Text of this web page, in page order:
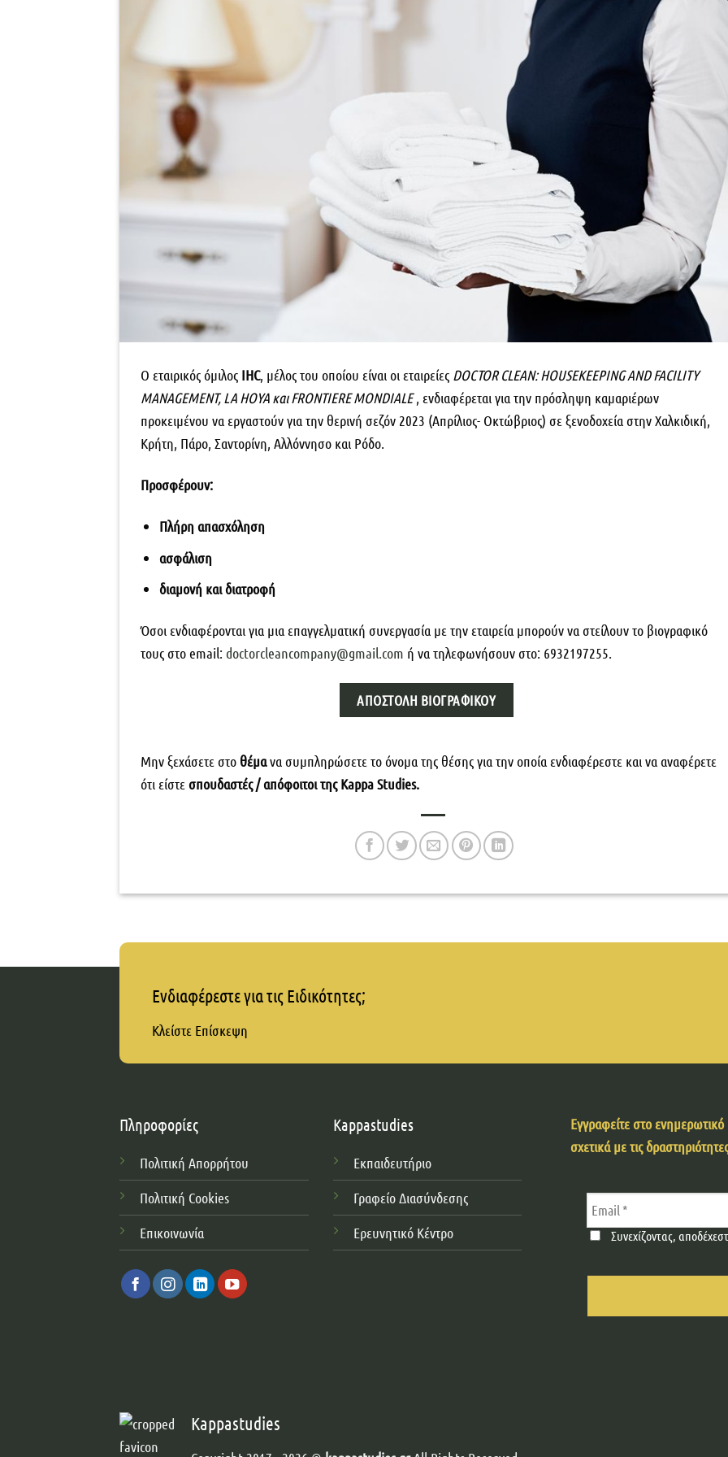
Ο εταιρικός όμιλος IHC, μέλος του οποίου είναι οι εταιρείες DOCTOR CLEAN: HOUSEKEEPING AND FACILITY
MANAGEMENT, LA HOYA και FRONTIERE MONDIALE, ενδιαφέρεται για την πρόσληψη καμαριέρων
προκειμένου να εργαστούν για την θερινή σεζόν 2023 (Απρίλιος- Οκτώβριος) σε ξενοδοχεία στην Χαλκιδική,
Κρήτη, Πάρο, Σαντορίνη, Αλλόννησο και Ρόδο.
Προσφέρουν:
Πλήρη απασχόληση
ασφάλιση
διαμονή και διατροφή
Όσοι ενδιαφέρονται για μια επαγγελματική συνεργασία με την εταιρεία μπορούν να στείλουν το βιογραφικό
τους στοemail:doctorcleancompany@gmail.com ή να τηλεφωνήσουν στο: 6932197255.
ΑΠΟΣΤΟΛΉ ΒΙΟΓΡΑΦΙΚΟΎ
Μην ξεχάσετε στο θέμανα συμπληρώσετε το όνομα της θέσης για την οποία ενδιαφέρεστε και να αναφέρετε
ότι είστεσπουδαστές / απόφοιτοι τηςKappa Studies.
Ενδιαφέρεστε για τις Ειδικότητες;
Κλείστε Επίσκεψη
Πληροφορίες
Πολιτική Απορρήτου
Πολιτική Cookies
Επικοινωνία
Kappastudies
Εκπαιδευτήριο
Γραφείο Διασύνδεσης
Ερευνητικό Κέντρο
Εγγραφείτε στο ενημερωτικό
σχετικά με τις
Συνεχίζοντας,
Kappastudies